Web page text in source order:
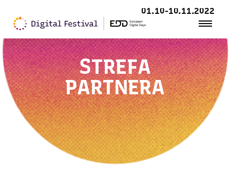
01.10-10.11.2022
STREFA
PARTNERA